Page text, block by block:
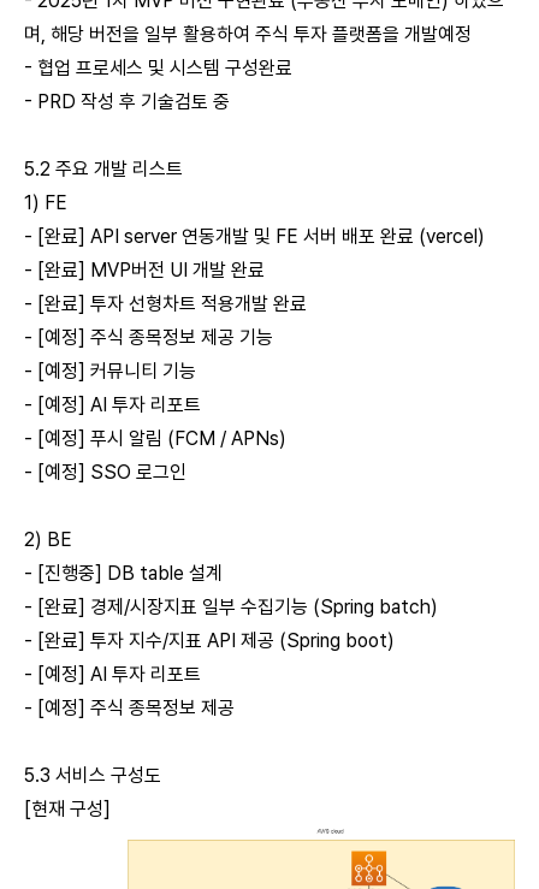
며, 해당 버전을 일부 활용하여 주식 투자 플랫폼을 개발예정
- 협업 프로세스 및 시스템 구성완료
- PRD 작성 후 기술검토 중
5.2 주요 개발 리스트
1) FE
- [완료] API server 연동개발 및 FE 서버 배포 완료 (vercel)
- [완료] MVP버전 UI 개발 완료
- [완료] 투자 선형차트 적용개발 완료
- [예정] 주식 종목정보 제공 기능
- [예정] 커뮤니티 기능
- [예정] AI 투자 리포트
- [예정] 푸시 알림 (FCM / APNs)
- [예정] SSO 로그인
2) BE
- [진행중] DB table 설계
- [완료] 경제/시장지표 일부 수집기능 (Spring batch)
- [완료] 투자 지수/지표 API 제공 (Spring boot)
- [예정] AI 투자 리포트
- [예정] 주식 종목정보 제공
5.3 서비스 구성도
[현재 구성]